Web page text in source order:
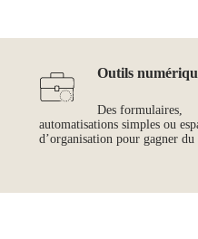
Outils
Des formulaires,
automatisations simples ou
d’organisation pour gagner du